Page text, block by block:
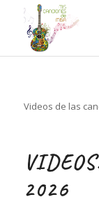
Videos de las
2026